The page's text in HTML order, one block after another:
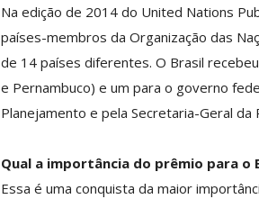
Na edição de 2014 do United Nations
países-membros da Organização das
de 14 países diferentes. O Brasil
e Pernambuco) e um para o governo
Planejamento e pela Secretaria-Geral da
Qual a importância do prêmio para o
Essa é uma conquista da maior